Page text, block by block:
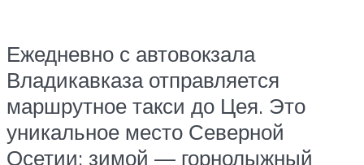
Ежедневно с автовокзала
Владикавказа отправляется
маршрутное такси до Цея. Это
уникальное место Северной
Осетии: зимой — горнолыжный